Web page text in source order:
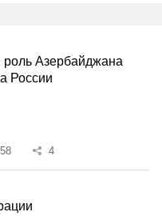
Азербайджана
России
4